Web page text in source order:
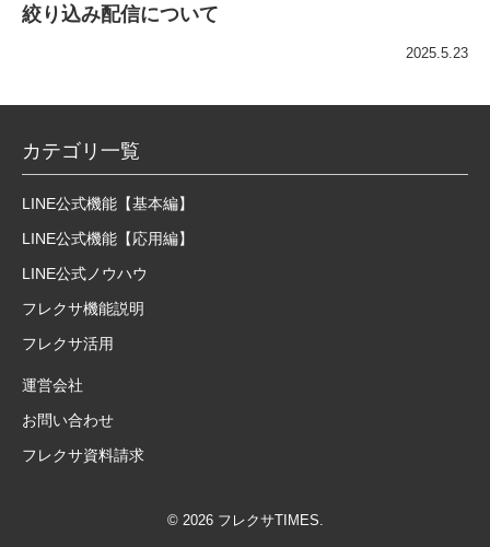
絞り込み配信について
2025.5.23
カテゴリ一覧
LINE公式機能【基本編】
LINE公式機能【応用編】
LINE公式ノウハウ
フレクサ機能説明
フレクサ活用
運営会社
お問い合わせ
フレクサ資料請求
© 2026 フレクサTIMES.